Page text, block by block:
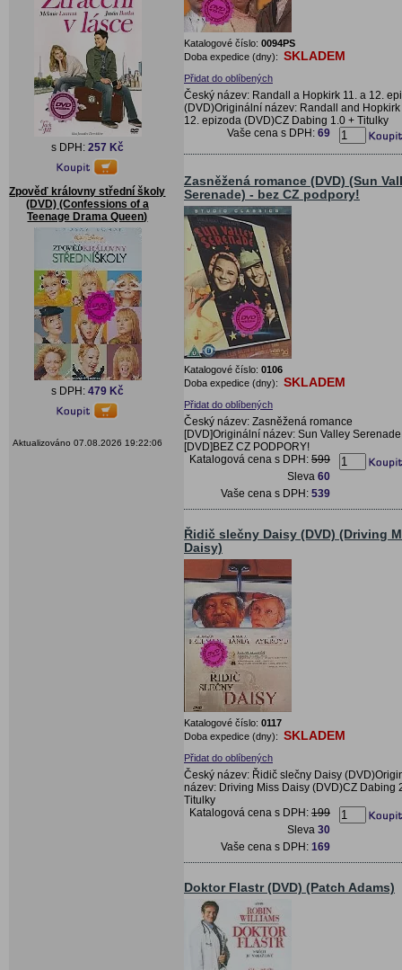
s DPH: 257 Kč
Zpověď královny střední školy
(DVD) (Confessions of a
Teenage Drama Queen)
s DPH: 479 Kč
Aktualizováno 07.08.2026 19:22:06
Katalogové číslo: 0094PS
Doba expedice (dny): SKLADEM
Přidat do oblíbených
Český název: Randall a Hopkirk 11. a 12.
(DVD)Originální název: Randall and Hopkirk
12. epizoda (DVD)CZ Dabing 1.0 + Titulky
Vaše cena s DPH: 69
Zasněžená romance (DVD) (Sun
Serenade) - bez CZ podpory!
Katalogové číslo: 0106
Doba expedice (dny): SKLADEM
Přidat do oblíbených
Český název: Zasněžená romance
[DVD]Originální název: Sun Valley Serenade
[DVD]BEZ CZ PODPORY!
Katalogová cena s DPH: 599
Sleva 60
Vaše cena s DPH: 539
Řidič slečny Daisy (DVD) (Driving
Daisy)
Katalogové číslo: 0117
Doba expedice (dny): SKLADEM
Přidat do oblíbených
Český název: Řidič slečny Daisy
název: Driving Miss Daisy (DVD)CZ Dabing
Titulky
Katalogová cena s DPH: 199
Sleva 30
Vaše cena s DPH: 169
Doktor Flastr (DVD) (Patch Adams)